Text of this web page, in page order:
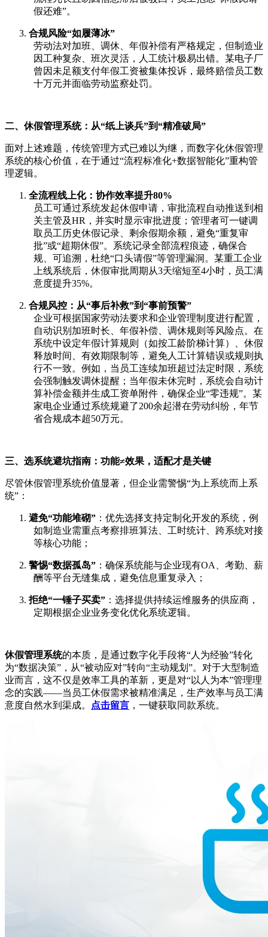
假还难”。
3. 合规风险“如履薄冰”
劳动法对加班、调休、年假补偿有严格规定，但制造业
因工种复杂、班次灵活，人工统计极易出错。某电子厂
曾因未足额支付年假工资被集体投诉，最终赔偿员工数
十万元并面临劳动监察处罚。
二、休假管理系统：从“纸上谈兵”到“精准破局”
面对上述难题，传统管理方式已难以为继，而数字化休假管理
系统的核心价值，在于通过“流程标准化+数据智能化”重构管
理逻辑。
1. 全流程线上化：协作效率提升80%
员工可通过系统发起休假申请，审批流程自动推送到相
关主管及HR ，并实时显示审批进度；管理者可一键调
取员工历史休假记录、剩余假期余额，避免“重复审
批”或“超期休假”。 系统记录全部流程痕迹，确保合
规、可追溯，杜绝“口头请假”等管理漏洞。 某重工企业
上线系统后，休假审批周期从3天缩短至4小时，员工满
意度提升35%。
2. 合规风控：从“事后补救”到“事前预警”
企业可根据国家劳动法要求和企业管理制度进行配置，
自动识别加班时长、年假补偿、调休规则等风险点。 在
系统中设定年假计算规则（如按工龄阶梯计算）、休假
释放时间、有效期限制等，避免人工计算错误或规则执
行不一致。 例如，当员工连续加班超过法定时限，系统
会强制触发调休提醒；当年假未休完时，系统会自动计
算补偿金额并生成工资单附件，确保企业“零违规”。某
家电企业通过系统规避了200余起潜在劳动纠纷，年节
省合规成本超50万元。
三、选系统避坑指南：功能≠效果，适配才是关键
尽管休假管理系统价值显著，但企业需警惕“为上系统而上系
统”：
1. 避免“功能堆砌” ：优先选择支持定制化开发的系统，例
如制造业需重点考察排班算法、工时统计、跨系统对接
等核心功能；
2. 警惕“数据孤岛” ：确保系统能与企业现有OA、考勤、薪
酬等平台无缝集成，避免信息重复录入；
3. 拒绝“一锤子买卖” ：选择提供持续运维服务的供应商，
定期根据企业业务变化优化系统逻辑。
休假管理系统的本质，是通过数字化手段将“人为经验”转化
为“数据决策”，从“被动应对”转向“主动规划”。对于大型制造
业而言，这不仅是效率工具的革新，更是对“以人为本”管理理
念的实践——当员工休假需求被精准满足，生产效率与员工满
意度自然水到渠成。
点击留言 ，一键获取同款系统。